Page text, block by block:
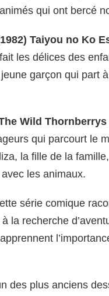
qui ont bercé
Taiyou no Ko
les délices des
garçon qui part
Wild Thornberrys
qui parcourt le
la fille de la
les animaux.
série comique
la recherche
des plus anciens